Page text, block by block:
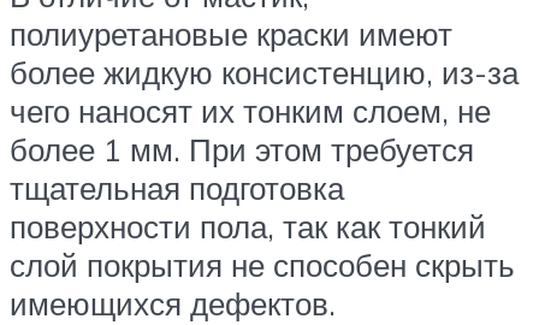
полиуретановые краски имеют
более жидкую консистенцию, из-за
чего наносят их тонким слоем, не
более 1 мм. При этом требуется
тщательная подготовка
поверхности пола, так как тонкий
слой покрытия не способен скрыть
имеющихся дефектов.